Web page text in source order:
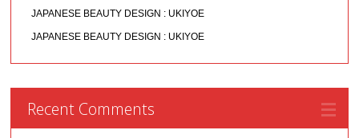
JAPANESE BEAUTY DESIGN : UKIYOE
JAPANESE BEAUTY DESIGN : UKIYOE
Recent Comments